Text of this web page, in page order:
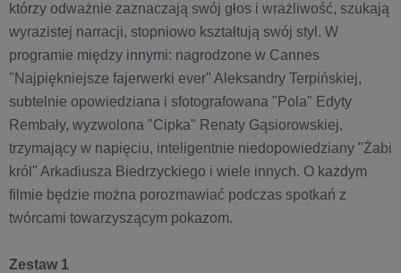
którzy odważnie zaznaczają swój głos i wrażliwość, szukają
wyrazistej narracji, stopniowo kształtują swój styl. W
programie między innymi: nagrodzone w Cannes
"Najpiękniejsze fajerwerki ever" Aleksandry Terpińskiej,
subtelnie opowiedziana i sfotografowana "Pola" Edyty
Rembały, wyzwolona "Cipka" Renaty Gąsiorowskiej,
trzymający w napięciu, inteligentnie niedopowiedziany "Żabi
król" Arkadiusza Biedrzyckiego i wiele innych. O każdym
filmie będzie można porozmawiać podczas spotkań z
twórcami towarzyszącym pokazom.
Zestaw 1